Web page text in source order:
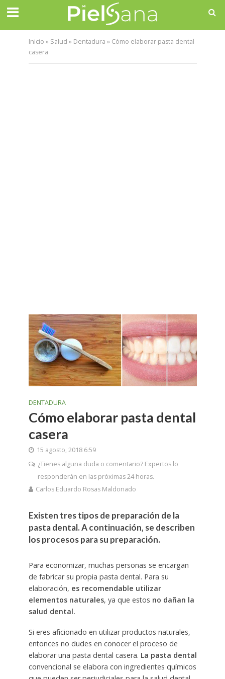
Inicio » Salud » Dentadura » Cómo elaborar pasta dental
casera
DENTADURA
Cómo elaborar pasta dental
casera
15 agosto, 2018 6:59
¿Tienes alguna duda o comentario? Expertos lo
responderán en las próximas 24 horas.
Carlos Eduardo Rosas Maldonado
Existen tres tipos de preparación de la
pasta dental. A continuación, se describen
los procesos para su preparación.
Para economizar, muchas personas se encargan
de fabricar su propia pasta dental. Para su
elaboración, es recomendable utilizar
elementos naturales, ya que estos no dañan la
salud dental.
Si eres aficionado en utilizar productos naturales,
entonces no dudes en conocer el proceso de
elaborar una pasta dental casera. La pasta dental
convencional se elabora con ingredientes químicos